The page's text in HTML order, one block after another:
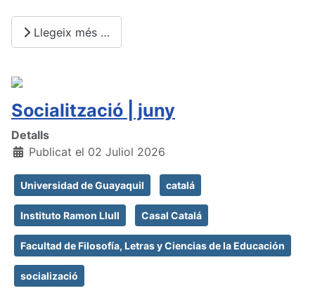
Llegeix més …
Socialització | juny
Detalls
Publicat el 02 Juliol 2026
Universidad de Guayaquil catalá
Instituto Ramon Llull Casal Catalá
Facultad de Filosofía, Letras y Ciencias de la Educación
socializació